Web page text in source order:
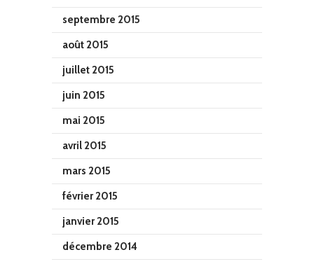
septembre 2015
août 2015
juillet 2015
juin 2015
mai 2015
avril 2015
mars 2015
février 2015
janvier 2015
décembre 2014